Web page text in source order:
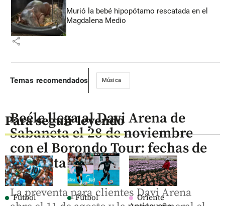
Murió la bebé hipopótamo rescatada en el
Magdalena Medio
share
Temas recomendados Música
Para seguir leyendo
Fútbol Fútbol
Oriente
Beéle llega al Davi Arena de
Sabaneta el 28 de noviembre
con el Borondo Tour: fechas de
preventa y setlist
La preventa para clientes Davi Arena